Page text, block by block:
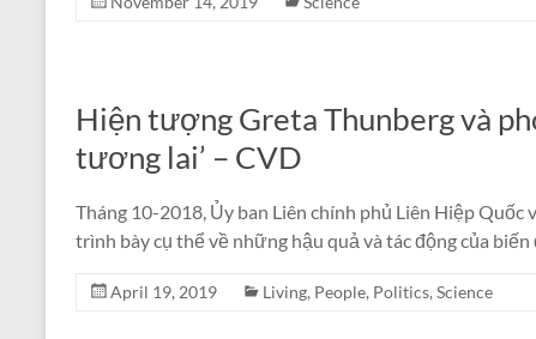
Hiện tượng Greta Thunberg và
tương lai’ – CVD
Tháng 10-2018, Ủy ban Liên chính phủ Liên Hiệp
trình bày cụ thể về những hậu quả và tác động của
April 19, 2019 Living, People, Politics, Science